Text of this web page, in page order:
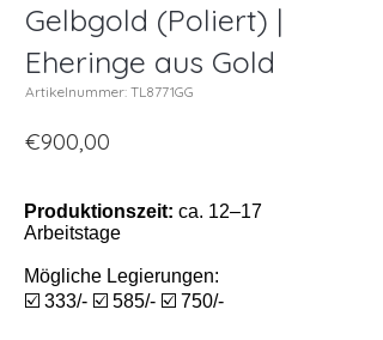
Gelbgold (Poliert) |
Eheringe aus Gold
Artikelnummer: TL8771GG
€900,00
Produktionszeit: ca. 12–17
Arbeitstage
Mögliche Legierungen:
☑️ 333/- ☑️ 585/- ☑️ 750/-